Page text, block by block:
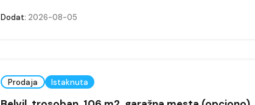
Dodat: 2026-08-05
Prodaja Istaknuta